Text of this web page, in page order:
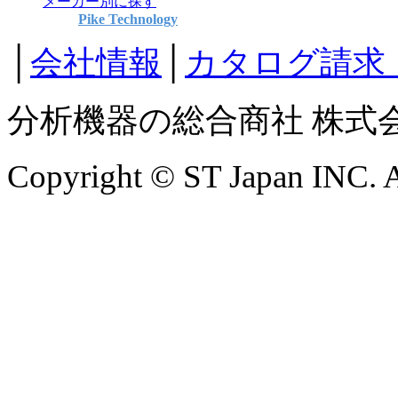
Pike Technology
会社情報
カタログ請
分析機器の総合商社 株式
Copyright © ST Japan INC.